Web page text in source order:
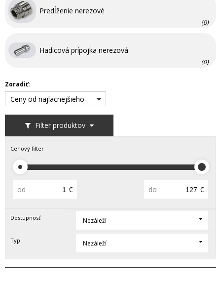
Predĺženie nerezové
(0)
Hadicová prípojka nerezová
(0)
Filter produktov
Zoradiť:
Ceny od najlacnejšieho
Cenový filter
od € do €
Dostupnosť Nezáleží
Typ Nezáleží